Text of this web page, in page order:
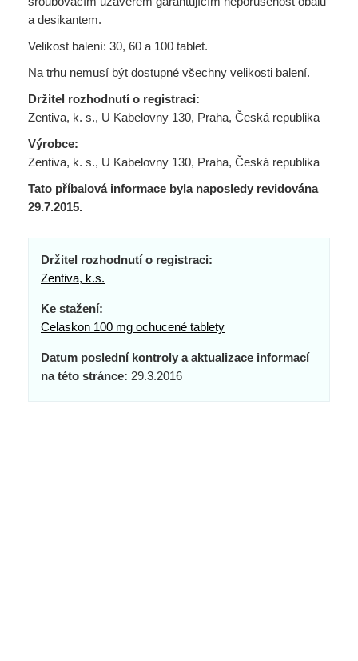
a desikantem.
Velikost balení: 30, 60 a 100 tablet.
Na trhu nemusí být dostupné všechny velikosti balení.
Držitel rozhodnutí o registraci:
Zentiva, k. s., U Kabelovny 130, Praha, Česká republika
Výrobce:
Zentiva, k. s., U Kabelovny 130, Praha, Česká republika
Tato příbalová informace byla naposledy revidována
29.7.2015.
Držitel rozhodnutí o registraci:
Zentiva, k.s.
Ke stažení:
Celaskon 100 mg ochucené tablety
Datum poslední kontroly a aktualizace informací
na této stránce: 29.3.2016